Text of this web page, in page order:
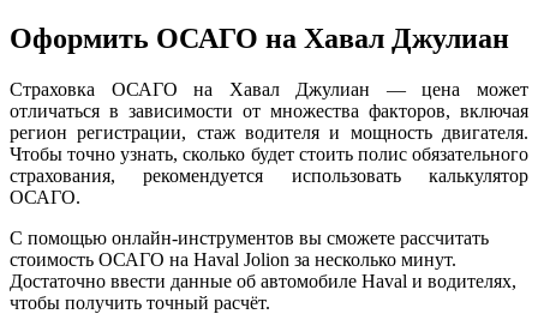
Оформить ОСАГО на Хавал Джулиан
Страховка ОСАГО на Хавал Джулиан — цена может
отличаться в зависимости от множества факторов, включая
регион регистрации, стаж водителя и мощность двигателя.
Чтобы точно узнать, сколько будет стоить полис обязательного
страхования, рекомендуется использовать калькулятор
ОСАГО.
С помощью онлайн-инструментов вы сможете рассчитать
стоимость ОСАГО на Haval Jolion за несколько минут.
Достаточно ввести данные об автомобиле Haval и водителях,
чтобы получить точный расчёт.